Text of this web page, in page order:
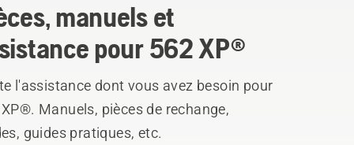
manuels et
pour 562 XP®
l'assistance dont vous avez besoin pour
Manuels, pièces de rechange,
guides pratiques, etc.